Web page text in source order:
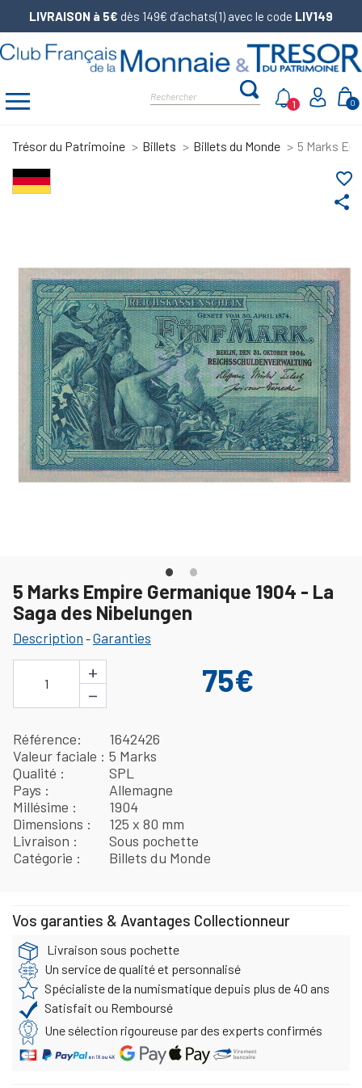
LIVRAISON à 5€ dès 149€ d’achats(1) avec le code LIV149
0
1
Trésor du Patrimoine Billets Billets du Monde 5 Marks
share
favorite_border
5 Marks Empire Germanique 1904 - La
Saga des Nibelungen
Description -Garanties
1
+
−
75€
Référence
1642426
Valeur faciale
5 Marks
Qualité
SPL
Pays
Allemagne
Millésime
1904
Dimensions
125 x 80 mm
Livraison
Sous pochette
Catégorie
Billets du Monde
Vos garanties & Avantages Collectionneur
Livraison sous pochette
Un service de qualité et personnalisé
Spécialiste de la numismatique depuis plus de 40 ans
Satisfait ou Remboursé
Une sélection rigoureuse par des experts confirmés